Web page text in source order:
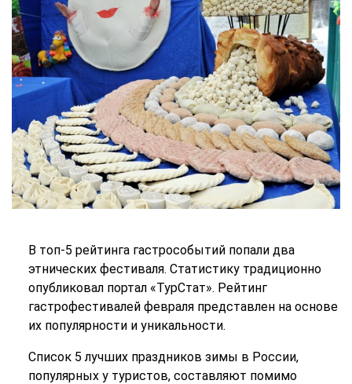
В топ-5 рейтинга гастрособытий попали два
этнических фестиваля. Статистику традиционно
опубликовал портал «ТурСтат». Рейтинг
гастрофестивалей февраля представлен на основе
их популярности и уникальности.
Список 5 лучших праздников зимы в России,
популярных у туристов, составляют помимо